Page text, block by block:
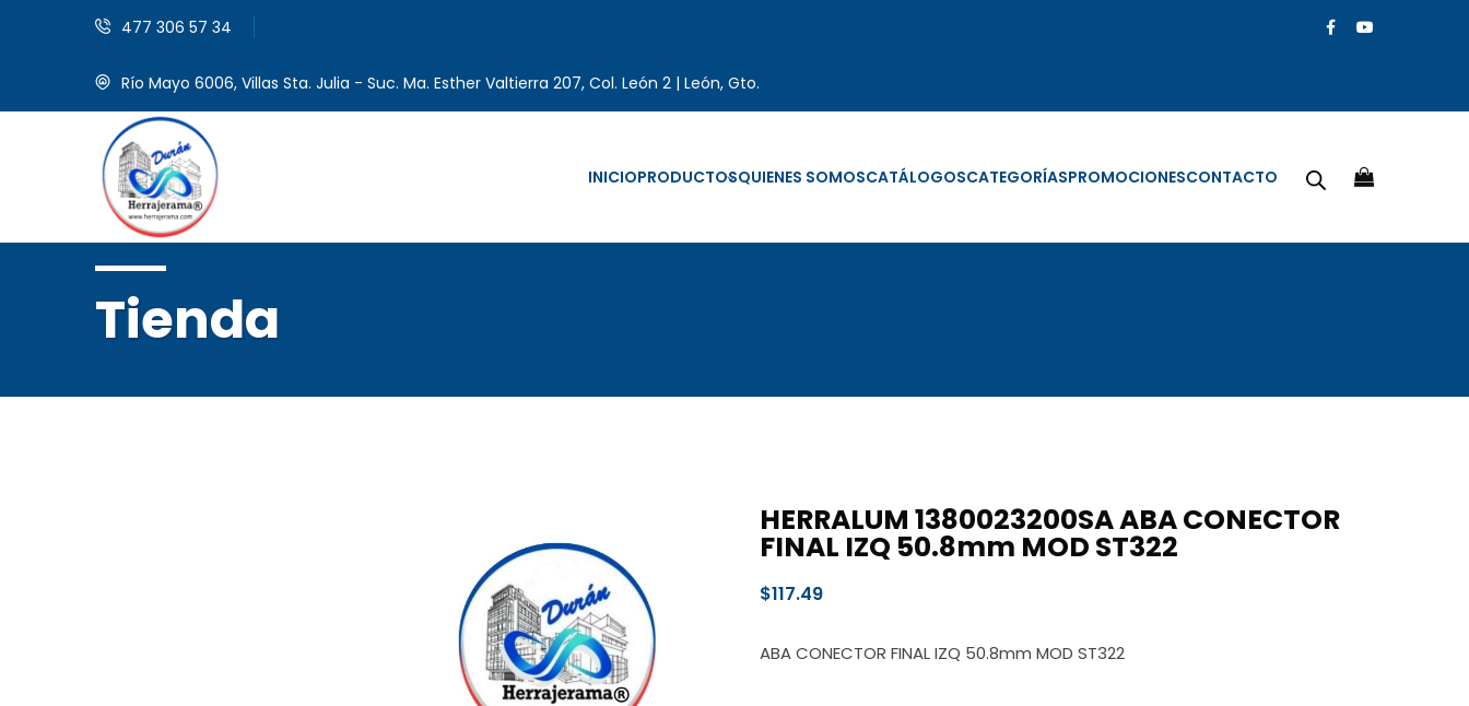
477 306 57 34
Río Mayo 6006, Villas Sta. Julia - Suc. Ma. Esther Valtierra 207, Col. León 2 | León, Gto.
INICIOPRODUCTOSQUIENES SOMOSCATÁLOGOSCATEGORÍASPROMOCIONESCONTACTO
Tienda
HERRALUM 1380023200SA ABA CONECTOR
FINAL IZQ 50.8mm MOD ST322
$117.49
ABA CONECTOR FINAL IZQ 50.8mm MOD ST322